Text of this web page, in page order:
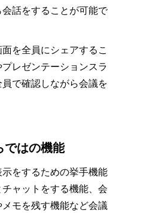
話をすることが可能で
を全員にシェアするこ
レゼンテーションスラ
で確認しながら会議を
ではの機能
をするための挙手機能
ャットをする機能、会
モを残す機能など会議